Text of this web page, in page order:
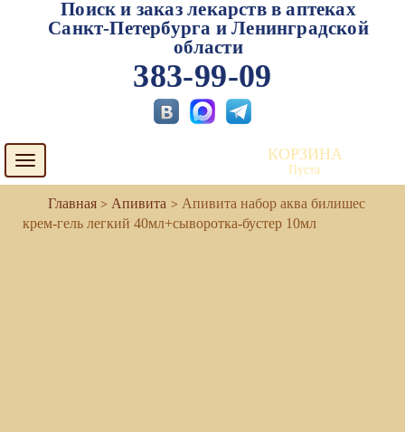
Поиск и заказ лекарств в аптеках
Санкт-Петербурга и Ленинградской
области
383-99-09
Toggle
navigation
КОРЗИНА
Пуста
Апивита
Апивита набор аква билишес
крем-гель легкий 40мл+сыворотка-бустер 10мл